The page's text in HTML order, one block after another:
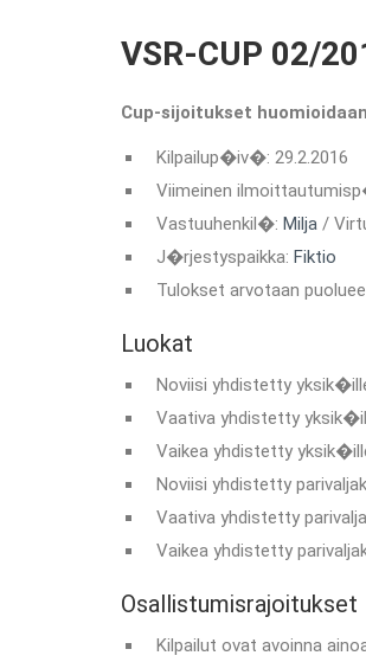
VSR-CUP 02/
Cup-sijoitukset
Kilpailup�iv�: 29.2.2016
Viimeinen
Vastuuhenkil�: Milja /
J�rjestyspaikka: Fiktio
Tulokset arvotaan
Luokat
Noviisi yhdistetty
Vaativa yhdistetty
Vaikea yhdistetty
Noviisi yhdistetty
Vaativa yhdistetty
Vaikea yhdistetty
Osallistumisrajoitukset
Kilpailut ovat avoinna